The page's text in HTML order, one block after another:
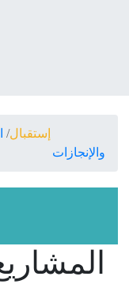
إستقبال
والإنجازات